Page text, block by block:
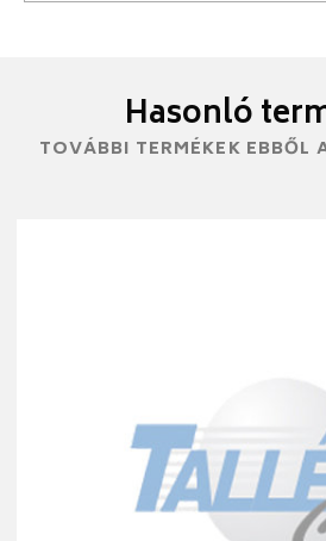
Hasonló
TOVÁBBI TERMÉKEK EBBŐL